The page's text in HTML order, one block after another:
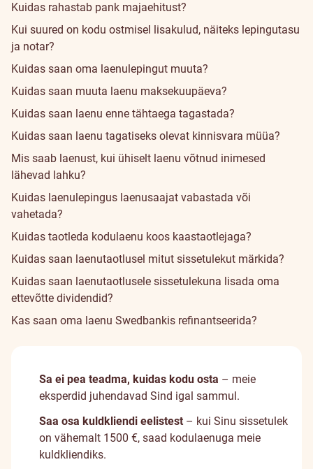
Kuidas rahastab pank majaehitust?
Kui suured on kodu ostmisel lisakulud, näiteks lepingutasu
ja notar?
Kuidas saan oma laenulepingut muuta?
Kuidas saan muuta laenu maksekuupäeva?
Kuidas saan laenu enne tähtaega tagastada?
Kuidas saan laenu tagatiseks olevat kinnisvara müüa?
Mis saab laenust, kui ühiselt laenu võtnud inimesed
lähevad lahku?
Kuidas laenulepingus laenusaajat vabastada või
vahetada?
Kuidas taotleda kodulaenu koos kaastaotlejaga?
Kuidas saan laenutaotlusel mitut sissetulekut märkida?
Kuidas saan laenutaotlusele sissetulekuna lisada oma
ettevõtte dividendid?
Kas saan oma laenu Swedbankis refinantseerida?
Sa ei pea teadma, kuidas kodu osta – meie
eksperdid juhendavad Sind igal sammul.
Saa osa kuldkliendi eelistest – kui Sinu sissetulek
on vähemalt 1500 €, saad kodulaenuga meie
kuldkliendiks.